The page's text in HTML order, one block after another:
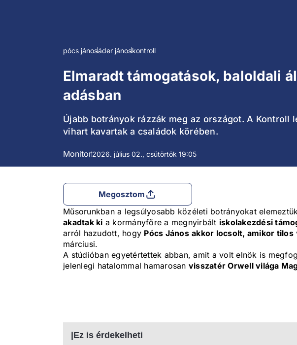
pócs jánosáder jánoskontroll
Elmaradt támogatások, baloldali
adásban
Újabb botrányok rázzák meg az országot. A
vihart kavartak a családok körében.
Monitor2026. július 02., csütörtök 19:05
Megosztom
Műsorunkban a legsúlyosabb közéleti botrányokat
akadtak ki a kormányfőre a megnyirbált iskolakezdési
arról hazudott, hogy Pócs János akkor locsolt, amikor tilos
márciusi.
A stúdióban egyetértettek abban, amit a volt elnök is
jelenlegi hatalommal hamarosan visszatér Orwell világa